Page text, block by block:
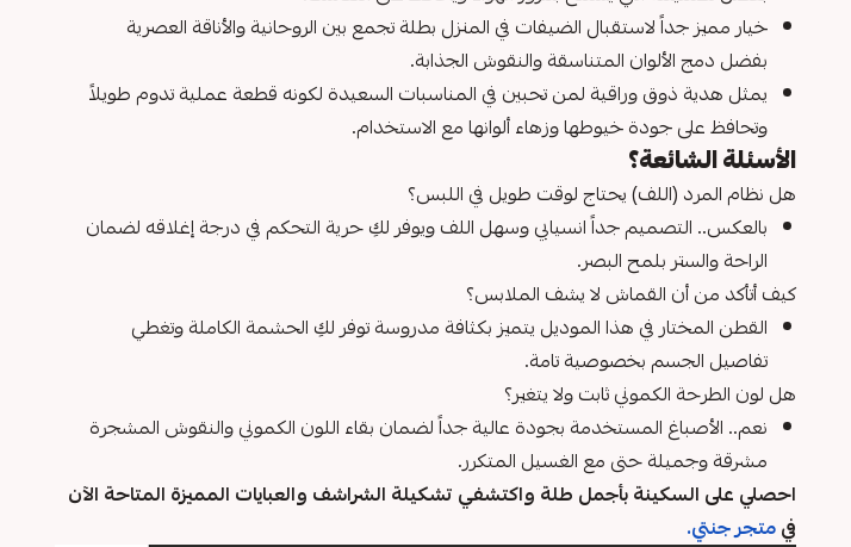
خيار مميز جداً لاستقبال الضيفات في المنزل بطلة تجمع بين الروحانية والأناقة العصرية
بفضل دمج الألوان المتناسقة والنقوش الجذابة.
يمثل هدية ذوق وراقية لمن تحبين في المناسبات السعيدة لكونه قطعة عملية تدوم طويلاً
وتحافظ على جودة خيوطها وزهاء ألوانها مع الاستخدام.
الأسئلة الشائعة؟
هل نظام المرد (اللف) يحتاج لوقت طويل في اللبس؟
بالعكس.. التصميم جداً انسيابي وسهل اللف ويوفر لكِ حرية التحكم في درجة إغلاقه لضمان
الراحة والستر بلمح البصر.
كيف أتأكد من أن القماش لا يشف الملابس؟
القطن المختار في هذا الموديل يتميز بكثافة مدروسة توفر لكِ الحشمة الكاملة وتغطي
تفاصيل الجسم بخصوصية تامة.
هل لون الطرحة الكموني ثابت ولا يتغير؟
نعم.. الأصباغ المستخدمة بجودة عالية جداً لضمان بقاء اللون الكموني والنقوش المشجرة
مشرقة وجميلة حتى مع الغسيل المتكرر.
احصلي على السكينة بأجمل طلة واكتشفي تشكيلة الشراشف والعبايات المميزة المتاحة الآن
فيمتجر جنتي.